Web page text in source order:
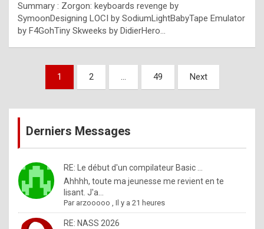
l
e
x
a
%
m
a
d
Summary : Zorgon: keyboards revenge by
SymoonDesigning LOCI by SodiumLightBabyTape Emulator
by F4GohTiny Skweeks by DidierHero…
Pagination
publications
1 2 … 49 Next
Derniers Messages
RE: Le début d'un compilateur Basic ...
Ahhhh, toute ma jeunesse me revient en te
lisant. J'a...
Par arzooooo ,Il y a 21 heures
RE: NASS 2026